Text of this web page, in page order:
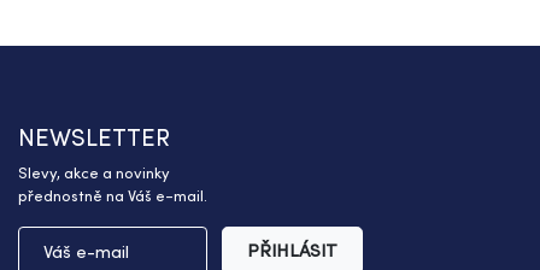
NEWSLETTER
Slevy, akce a novinky
přednostně na Váš e-mail.
PŘIHLÁSIT